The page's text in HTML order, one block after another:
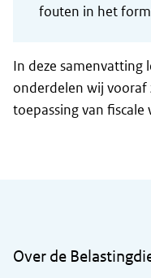
fouten in het
In deze samenvatting
onderdelen wij vooraf
toepassing van
Over de